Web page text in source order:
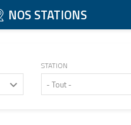
NOS STATIONS
STATION
- Tout -